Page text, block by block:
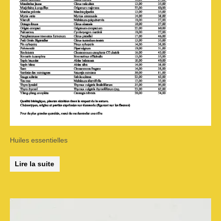
Huiles essentielles
Lire la suite